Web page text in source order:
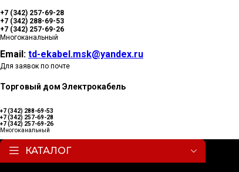
+7 (342) 257-69-28
+7 (342) 288-69-53
+7 (342) 257-69-26
Многоканальный
Email: td-ekabel.msk@yandex.ru
Для заявок по почте
Торговый дом Электрокабель
+7 (342) 288-69-53
+7 (342) 257-69-28
+7 (342) 257-69-26
Многоканальный
КАТАЛОГ